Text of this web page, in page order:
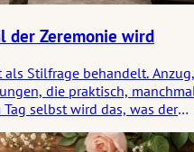
der Zeremonie wird
Stilfrage behandelt. Anzug,
die praktisch,
selbst wird das, was der